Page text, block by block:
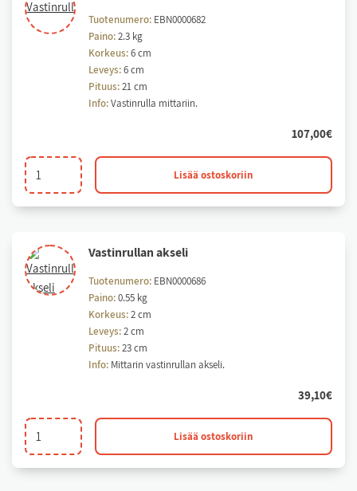
Tuotenumero: EBN0000682
Paino:2.3 kg
Korkeus:6 cm
Leveys:6 cm
Pituus:21 cm
Info:Vastinrulla mittariin.
107,00€
Vastinrulla
määrä
Lisää ostoskoriin
Vas­tin­rul­lan ak­se­li
Tuotenumero: EBN0000686
Paino:0.55 kg
Korkeus:2 cm
Leveys:2 cm
Pituus:23 cm
Info: Mittarin vastinrullan akseli.
39,10€
Vastinrullan
akseli
Lisää ostoskoriin